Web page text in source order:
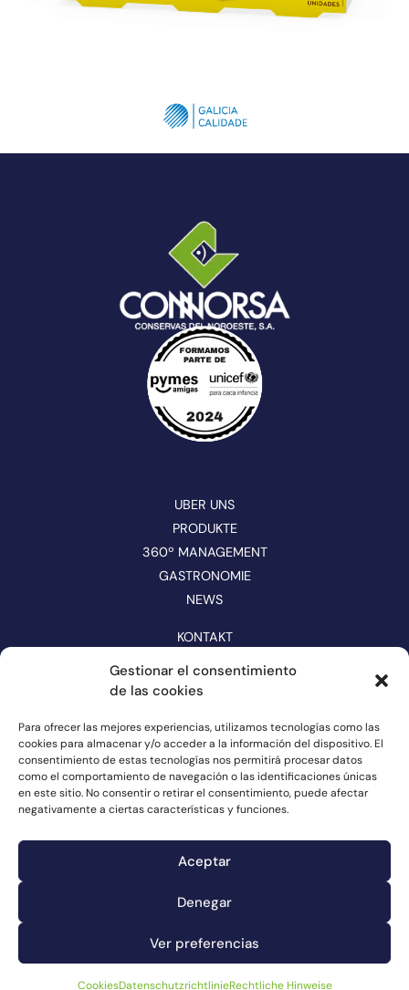
Gestionar el consentimiento
de las cookies
Para ofrecer las mejores experiencias, utilizamos tecnologías como las
cookies para almacenar y/o acceder a la información del dispositivo. El
consentimiento de estas tecnologías nos permitirá procesar datos
como el comportamiento de navegación o las identificaciones únicas
en este sitio. No consentir o retirar el consentimiento, puede afectar
negativamente a ciertas características y funciones.
Aceptar
Denegar
Ver preferencias
CookiesDatenschutzrichtlinieRechtliche Hinweise
UBER UNS
PRODUKTE
360º MANAGEMENT
GASTRONOMIE
NEWS
KONTAKT
FOLGEN SIE UNS IN DEN SOZIALEN MEDIEN
Cookies Rechtliche Hinweise